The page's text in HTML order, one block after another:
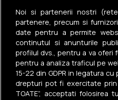
Case de vânzare în
Tel: +40 374 40 44 99
Iride Business Park,
Pompeiu 9-9A,
Noi si partenerii nostri
partenere, precum si
date pentru a permite
continutul si anunturile
profilul dvs., pentru a va
pentru a analiza traficul pe
15-22 din GDPR in legatura
drepturi pot fi exercitate prin
TOATE”, acceptati folosirea